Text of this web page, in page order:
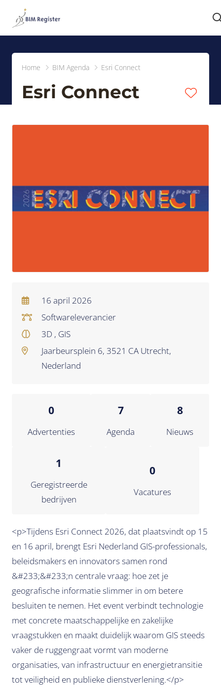
Home BIM Agenda Esri Connect
Esri Connect
16 april 2026
Softwareleverancier
3D , GIS
Jaarbeursplein 6, 3521 CA Utrecht,
Nederland
0
Advertenties
7
Agenda
8
Nieuws
1
Geregistreerde
bedrijven
0
Vacatures
<p>Tijdens Esri Connect 2026, dat plaatsvindt op 15
en 16 april, brengt Esri Nederland GIS-professionals,
beleidsmakers en innovators samen rond
&#233;&#233;n centrale vraag: hoe zet je
geografische informatie slimmer in om betere
besluiten te nemen. Het event verbindt technologie
met concrete maatschappelijke en zakelijke
vraagstukken en maakt duidelijk waarom GIS steeds
vaker de ruggengraat vormt van moderne
organisaties, van infrastructuur en energietransitie
tot veiligheid en publieke dienstverlening.</p>